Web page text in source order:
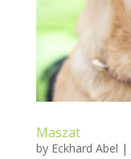
Maszat
by Eckhard Abel |